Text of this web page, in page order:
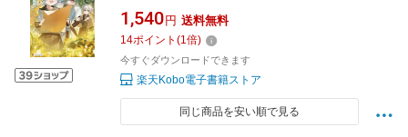
1,540 円 送料無料
14ポイント (1倍)
今すぐダウンロードできます
楽天Kobo電子書籍ストア
同じ商品を安い順で見る